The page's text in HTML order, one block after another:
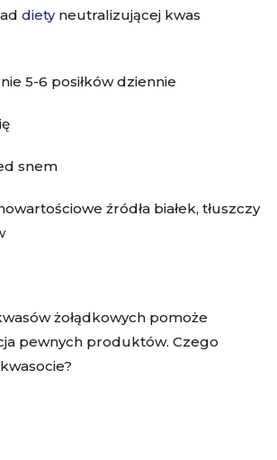
dietyneutralizującej kwas
5-6 posiłków dziennie
snem
źródła białek, tłuszczy
żołądkowych pomoże
pewnych produktów. Czego